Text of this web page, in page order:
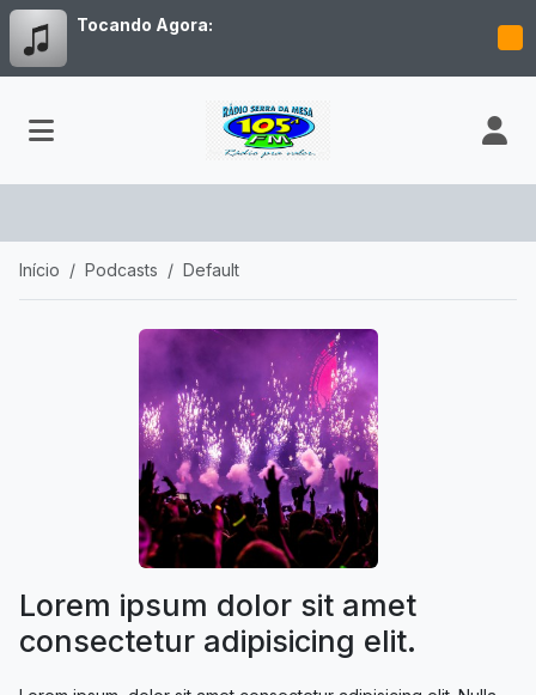
Tocando Agora:
Início Podcasts Default
Lorem ipsum dolor sit amet
consectetur adipisicing elit.